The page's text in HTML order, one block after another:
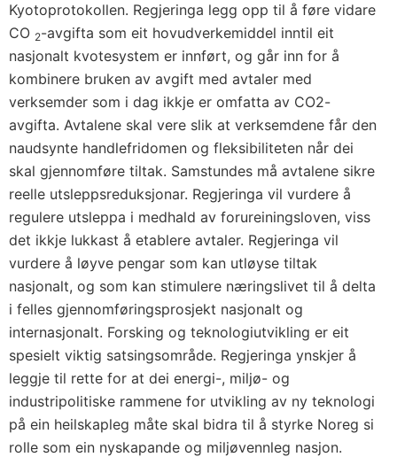
Kyotoprotokollen. Regjeringa legg opp til å føre vidare
CO 2-avgifta som eit hovudverkemiddel inntil eit
nasjonalt kvotesystem er innført, og går inn for å
kombinere bruken av avgift med avtaler med
verksemder som i dag ikkje er omfatta av CO2-
avgifta. Avtalene skal vere slik at verksemdene får den
naudsynte handlefridomen og fleksibiliteten når dei
skal gjennomføre tiltak. Samstundes må avtalene sikre
reelle utsleppsreduksjonar. Regjeringa vil vurdere å
regulere utsleppa i medhald av forureiningsloven, viss
det ikkje lukkast å etablere avtaler. Regjeringa vil
vurdere å løyve pengar som kan utløyse tiltak
nasjonalt, og som kan stimulere næringslivet til å delta
i felles gjennomføringsprosjekt nasjonalt og
internasjonalt. Forsking og teknologiutvikling er eit
spesielt viktig satsingsområde. Regjeringa ynskjer å
leggje til rette for at dei energi-, miljø- og
industripolitiske rammene for utvikling av ny teknologi
på ein heilskapleg måte skal bidra til å styrke Noreg si
rolle som ein nyskapande og miljøvennleg nasjon.